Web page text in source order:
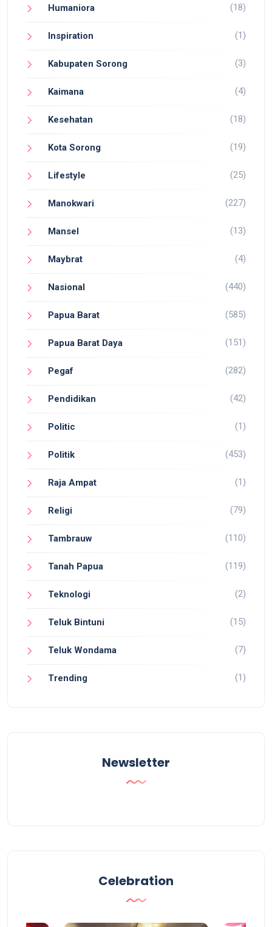
Humaniora (18)
Inspiration (1)
Kabupaten Sorong (3)
Kaimana (4)
Kesehatan (18)
Kota Sorong (19)
Lifestyle (25)
Manokwari (227)
Mansel (13)
Maybrat (4)
Nasional (440)
Papua Barat (585)
Papua Barat Daya (151)
Pegaf (282)
Pendidikan (42)
Politic (1)
Politik (453)
Raja Ampat (1)
Religi (79)
Tambrauw (110)
Tanah Papua (119)
Teknologi (2)
Teluk Bintuni (15)
Teluk Wondama (7)
Trending (1)
Newsletter
Celebration